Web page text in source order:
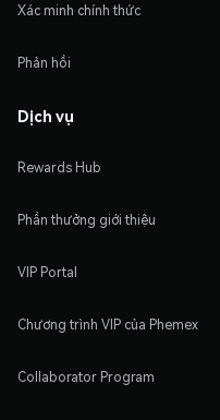
Xác minh chính thức
Phản hồi
Dịch vụ
Rewards Hub
Phần thưởng giới thiệu
VIP Portal
Chương trình VIP của Phemex
Collaborator Program